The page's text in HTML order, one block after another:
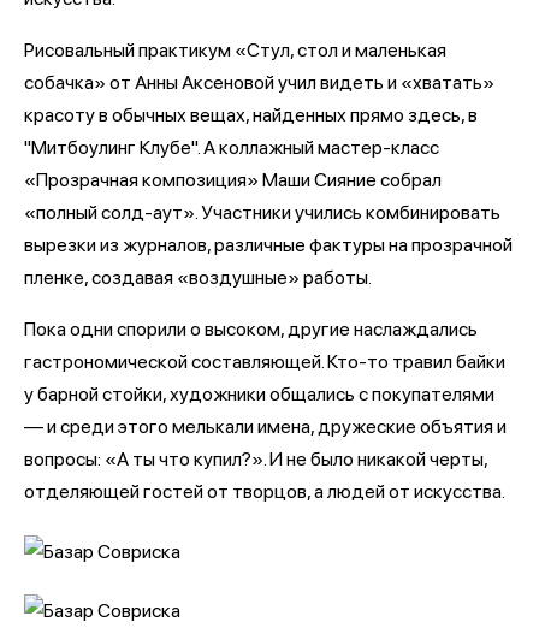
Рисовальный практикум «Стул, стол и маленькая
собачка» от Анны Аксеновой учил видеть и «хватать»
красоту в обычных вещах, найденных прямо здесь, в
"Митбоулинг Клубе". А коллажный мастер-класс
«Прозрачная композиция» Маши Сияние собрал
«полный солд-аут». Участники учились комбинировать
вырезки из журналов, различные фактуры на прозрачной
пленке, создавая «воздушные» работы.
Пока одни спорили о высоком, другие наслаждались
гастрономической составляющей. Кто-то травил байки
у барной стойки, художники общались с покупателями
— и среди этого мелькали имена, дружеские объятия и
вопросы: «А ты что купил?». И не было никакой черты,
отделяющей гостей от творцов, а людей от искусства.